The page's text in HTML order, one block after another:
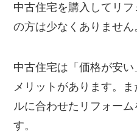
中古住宅を購入してリ
の方は少なくありません
中古住宅は「価格が安
メリットがあります。
ルに合わせたリフォー
す。